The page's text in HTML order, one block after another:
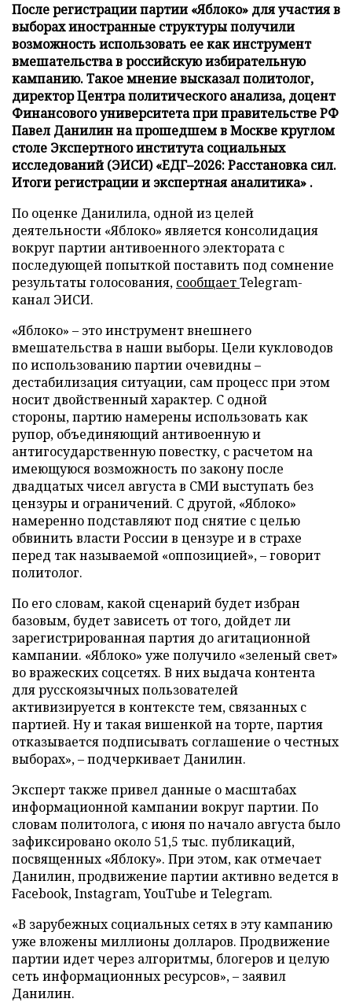
После регистрации партии «Яблоко» для участия в
выборах иностранные структуры получили
возможность использовать ее как инструмент
вмешательства в российскую избирательную
кампанию. Такое мнение высказал политолог,
директор Центра политического анализа, доцент
Финансового университета при правительстве РФ
Павел Данилин на прошедшем в Москве круглом
столе Экспертного института социальных
исследований (ЭИСИ) «ЕДГ–2026: Расстановка сил.
Итоги регистрации и экспертная аналитика» .
По оценке Данилила, одной из целей
деятельности «Яблоко» является консолидация
вокруг партии антивоенного электората с
последующей попыткой поставить под сомнение
результаты голосования, сообщаетTelegram-
канал ЭИСИ.
«Яблоко» – это инструмент внешнего
вмешательства в наши выборы. Цели кукловодов
по использованию партии очевидны –
дестабилизация ситуации, сам процесс при этом
носит двойственный характер. С одной
стороны, партию намерены использовать как
рупор, объединяющий антивоенную и
антигосударственную повестку, с расчетом на
имеющуюся возможность по закону после
двадцатых чисел августа в СМИ выступать без
цензуры и ограничений. С другой, «Яблоко»
намеренно подставляют под снятие с целью
обвинить власти России в цензуре и в страхе
перед так называемой «оппозицией», – говорит
политолог.
По его словам, какой сценарий будет избран
базовым, будет зависеть от того, дойдет ли
зарегистрированная партия до агитационной
кампании. «Яблоко» уже получило «зеленый свет»
во вражеских соцсетях. В них выдача контента
для русскоязычных пользователей
активизируется в контексте тем, связанных с
партией. Ну и такая вишенкой на торте, партия
отказывается подписывать соглашение о честных
выборах», – подчеркивает Данилин.
Эксперт также привел данные о масштабах
информационной кампании вокруг партии. По
словам политолога, с июня по начало августа было
зафиксировано около 51,5 тыс. публикаций,
посвященных «Яблоку». При этом, как отмечает
Данилин, продвижение партии активно ведется в
Facebook, Instagram, YouTube и Telegram.
«В зарубежных социальных сетях в эту кампанию
уже вложены миллионы долларов. Продвижение
партии идет через алгоритмы, блогеров и целую
сеть информационных ресурсов», – заявил
Данилин.